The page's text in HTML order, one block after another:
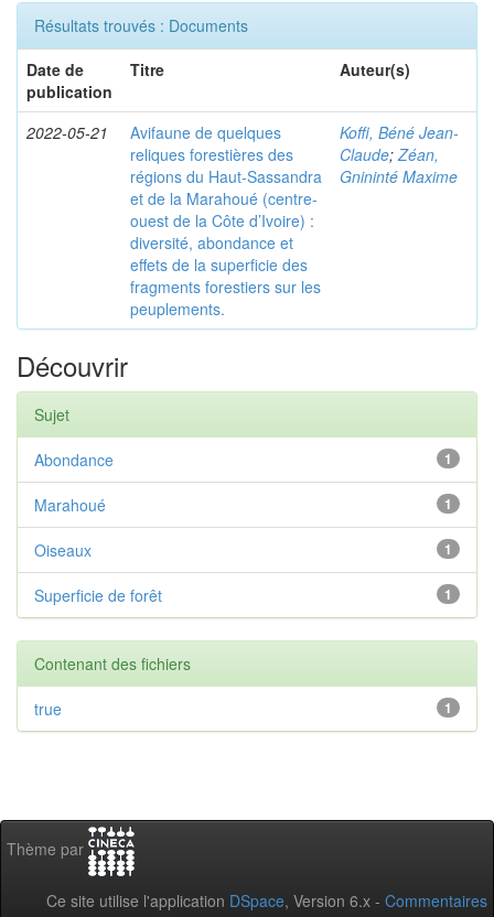
Résultats trouvés : Documents
Date de
publication
Titre Auteur(s)
2022-05-21
Avifaune de quelques
reliques forestières des
régions du Haut-Sassandra
et de la Marahoué (centre-
ouest de la Côte d’Ivoire) :
diversité, abondance et
effets de la superficie des
fragments forestiers sur les
peuplements.
Koffi, Béné Jean-
Claude; Zéan,
Gnininté Maxime
Découvrir
Sujet
1
Abondance
1
Marahoué
1
Oiseaux
1
Superficie de forêt
Contenant des fichiers
1
true
Thème par
Ce site utilise l'application DSpace, Version 6.x - Commentaires